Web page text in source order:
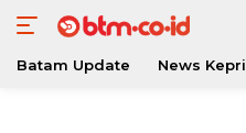
Batam Update News Kepri